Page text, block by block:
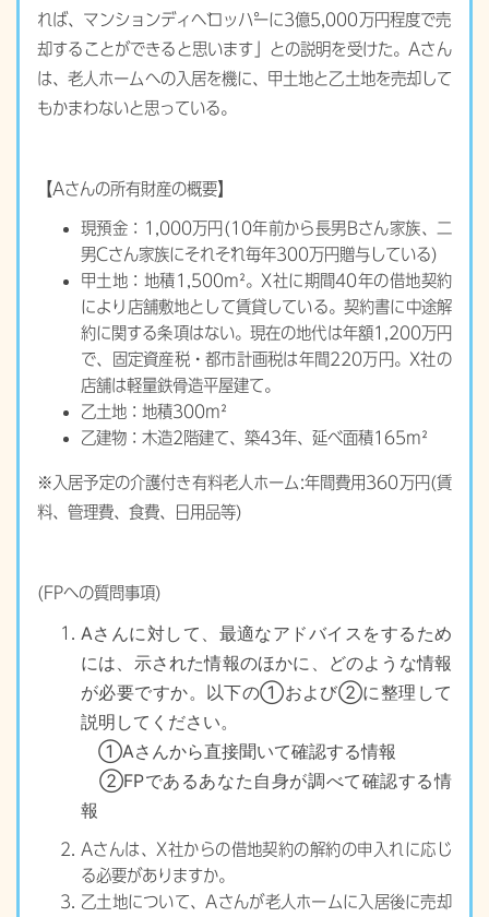
れば、マンションディベロッパーに3億5,000万円程度で売
却することができると思います」との説明を受けた。Aさん
は、老人ホームへの入居を機に、甲土地と乙土地を売却して
もかまわないと思っている。
【Aさんの所有財産の概要】
現預金：1,000万円(10年前から長男Bさん家族、二
男Cさん家族にそれぞれ毎年300万円贈与している)
甲土地：地積1,500m²。X社に期間40年の借地契約
により店舗敷地として賃貸している。契約書に中途解
約に関する条項はない。現在の地代は年額1,200万円
で、固定資産税・都市計画税は年間220万円。X社の
店舗は軽量鉄骨造平屋建て。
乙土地：地積300m²
乙建物：木造2階建て、築43年、延べ面積165m²
※入居予定の介護付き有料老人ホーム:年間費用360万円(賃
料、管理費、食費、日用品等)
(FPへの質問事項)
Aさんに対して、最適なアドバイスをするため
には、示された情報のほかに、どのような情報
が必要ですか。以下の①および②に整理して
説明してください。
①Aさんから直接聞いて確認する情報
②FPであるあなた自身が調べて確認する情
報
Aさんは、X社からの借地契約の解約の申入れに応じ
る必要がありますか。
乙土地について、Aさんが老人ホームに入居後に売却